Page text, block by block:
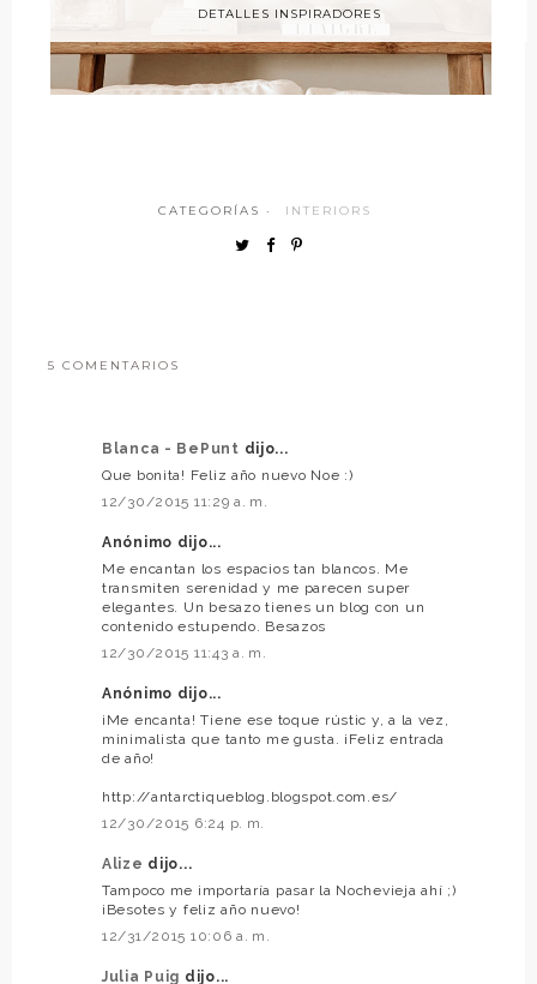
DETALLES INSPIRADORES
CATEGORÍAS · INTERIORS
5 COMENTARIOS
Blanca - BePunt dijo...
Que bonita! Feliz año nuevo Noe :)
12/30/2015 11:29 a. m.
Anónimo dijo...
Me encantan los espacios tan blancos. Me
transmiten serenidad y me parecen super
elegantes. Un besazo tienes un blog con un
contenido estupendo. Besazos
12/30/2015 11:43 a. m.
Anónimo dijo...
¡Me encanta! Tiene ese toque rústic y, a la vez,
minimalista que tanto me gusta. ¡Feliz entrada
de año!
http://antarctiqueblog.blogspot.com.es/
12/30/2015 6:24 p. m.
Alize dijo...
Tampoco me importaría pasar la Nochevieja ahí ;)
¡Besotes y feliz año nuevo!
12/31/2015 10:06 a. m.
Julia Puig dijo...